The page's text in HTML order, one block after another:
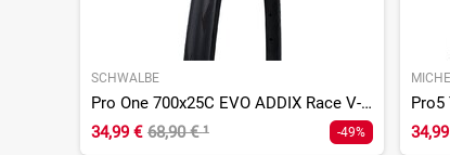
SCHWALBE
Pro One 700x25C EVO ADDIX Race V-Guard Super Race
34,99 € 68,90 €¹ -49%